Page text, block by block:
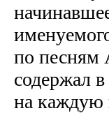
по песням
содержал
на каждую